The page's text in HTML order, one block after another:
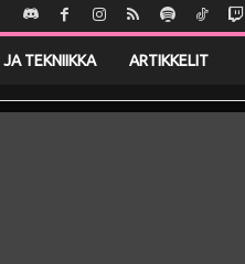
TEKNIIKKA ARTIKKELIT